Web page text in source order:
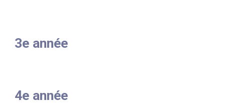
3e année
4e année